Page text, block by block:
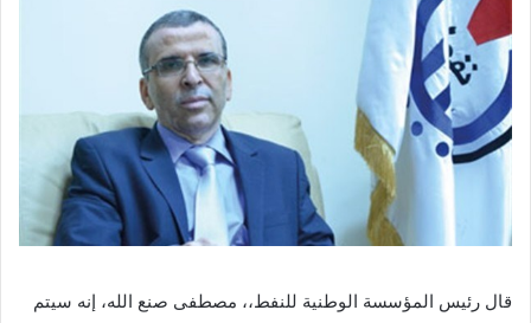
قال رئيس المؤسسة الوطنية للنفط،، مصطفى صنع الله، إنه سيتم